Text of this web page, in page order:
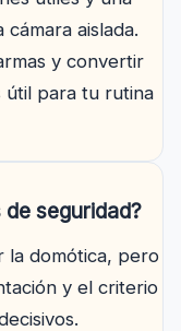
aislada.
y convertir
útil para tu rutina
seguridad?
la domótica, pero
y el criterio